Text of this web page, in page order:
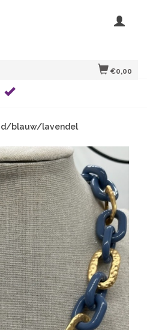
€0,00
blauw/lavendel